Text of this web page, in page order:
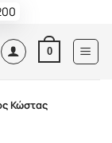
0
Κώστας